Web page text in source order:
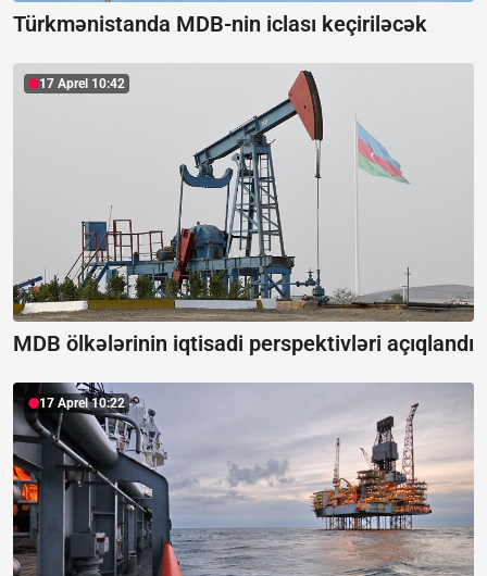
Türkmənistanda MDB-nin iclası keçiriləcək
17 Aprel 10:42
MDB ölkələrinin iqtisadi perspektivləri açıqlandı
17 Aprel 10:22